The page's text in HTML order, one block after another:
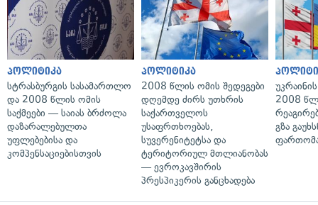
პოლიტიკა
სტრასბურგის სასამართლო
და 2008 წლის ომის
საქმეები — საიას ბრძოლა
დაზარალებულთა
უფლებებისა და
კომპენსაციებისთვის
პოლიტიკა
2008 წლის ომის შედეგები
დღემდე ძირს უთხრის
საქართველოს
უსაფრთხოებას,
სუვერენიტეტსა და
ტერიტორიულ მთლიანობას
— ევროკავშირის
პრესპიკერის განცხადება
2008
გზა